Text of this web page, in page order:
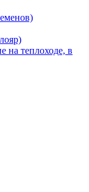
теплоходе, в